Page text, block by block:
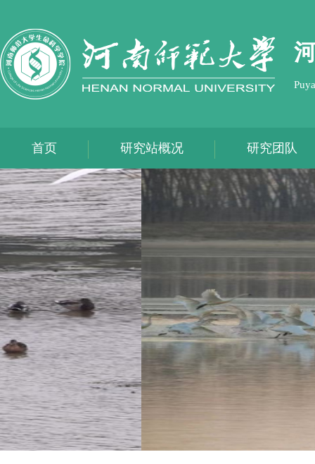
首页 研究站概况 研究团队